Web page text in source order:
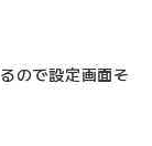
ので設定画面そ